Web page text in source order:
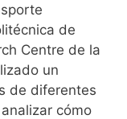
de
Centre de la
un
de diferentes
cómo